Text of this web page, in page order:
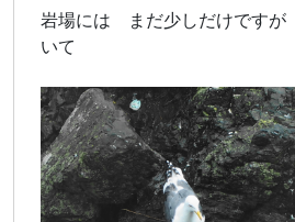
岩場には まだ少しだけですが
いて